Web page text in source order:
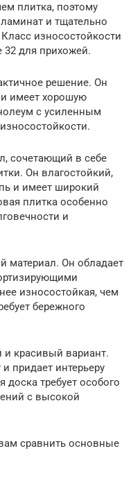
плитка, поэтому
и тщательно
износостойкости
для прихожей.
решение. Он
и имеет хорошую
с усиленным
сочетающий в себе
Он влагостойкий,
и имеет широкий
плитка особенно
и
материал. Он обладает
износостойкая, чем
бережного
красивый вариант.
придает интерьеру
доска требует особого
с высокой
сравнить основные